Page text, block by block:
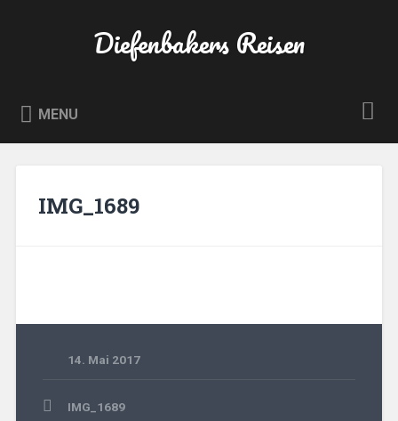
Diefenbakers Reisen
MENU
IMG_1689
14. Mai 2017
Beitragsnavigation
IMG_1689